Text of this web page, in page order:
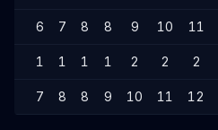
6 7 8 8 9 10 11
1 1 1 1 2 2 2
7 8 8 9 10 11 12